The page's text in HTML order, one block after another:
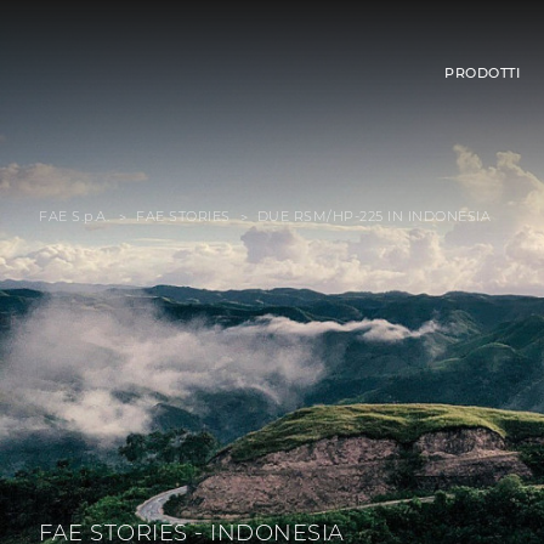
PRODOTTI
FAE S.p.A. FAE STORIES DUE RSM/HP-225 IN INDONESIA
FAE STORIES - INDONESIA